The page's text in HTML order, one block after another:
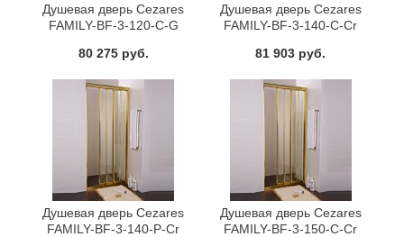
Душевая дверь Cezares
FAMILY-BF-3-120-C-G
80 275 руб.
Душевая дверь Cezares
FAMILY-BF-3-140-C-Cr
81 903 руб.
Душевая дверь Cezares
FAMILY-BF-3-140-P-Cr
Душевая дверь Cezares
FAMILY-BF-3-150-C-Cr